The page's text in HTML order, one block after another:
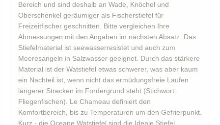
Bereich und sind deshalb an Wade, Knöchel und
Oberschenkel geräumiger als Fischerstiefel für
Freizeitfischer geschnitten. Bitte vergleichen Ihre
Abmessungen mit den Angaben im nächsten Absatz. Das
Stiefelmaterial ist seewasserresistet und auch zum
Meeresangeln in Salzwasser geeignet. Durch das stärkere
Material ist der Watstiefel etwas schwerer, was aber kaum
ein Nachteil ist, wenn nicht das ermüdungsfreie Laufen
längerer Strecken im Fordergrund steht (Stichwort:
Fliegenfischen). Le Chameau definiert den
Komfortbereich, bis zu Temperaturen um den Gefrierpunkt.
Kurz - die Oceane Watstiefel sind die Ideale Stiefel